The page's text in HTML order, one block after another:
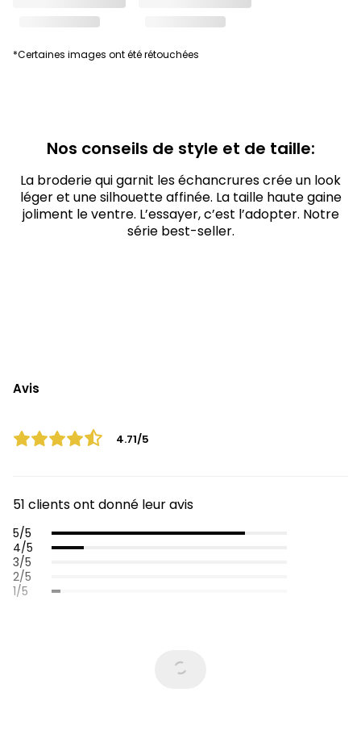
*Certaines images ont été rétouchées
Nos conseils de style et de taille:
La broderie qui garnit les échancrures crée un look
léger et une silhouette affinée. La taille haute gaine
joliment le ventre. L’essayer, c’est l’adopter. Notre
série best-seller.
Avis
4.71/5
51 clients ont donné leur avis
5/5
4/5
3/5
2/5
1/5